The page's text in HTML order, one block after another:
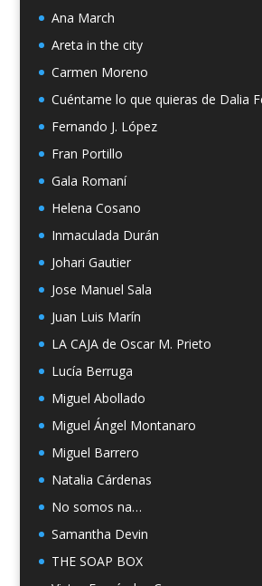
Ana March
Areta in the city
Carmen Moreno
Cuéntame lo que quieras de Dalia
Fernando J. López
Fran Portillo
Gala Romaní
Helena Cosano
Inmaculada Durán
Johari Gautier
Jose Manuel Sala
Juan Luis Marín
LA CAJA de Oscar M. Prieto
Lucía Berruga
Miguel Abollado
Miguel Ángel Montanaro
Miguel Barrero
Natalia Cárdenas
No somos na…
Samantha Devin
THE SOAP BOX